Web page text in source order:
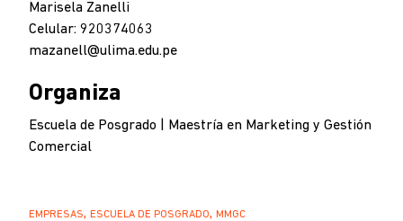
Marisela Zanelli
Celular: 920374063
mazanell@ulima.edu.pe
Organiza
Escuela de Posgrado | Maestría en Marketing y Gestión
Comercial
EMPRESAS ESCUELA DE POSGRADO MMGC